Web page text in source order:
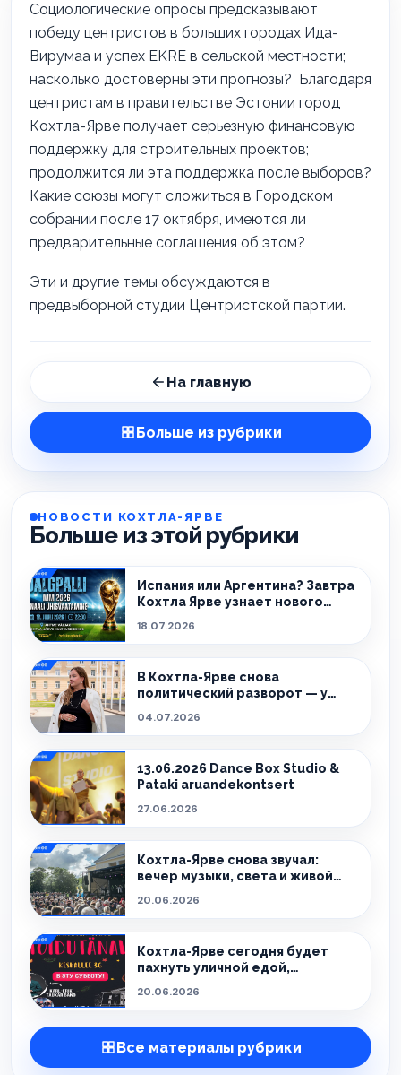
Социологические опросы предсказывают
победу центристов в больших городах Ида-
Вирумаа и успех EKRE в сельской местности;
насколько достоверны эти прогнозы? Благодаря
центристам в правительстве Эстонии город
Кохтла-Ярве получает серьезную финансовую
поддержку для строительных проектов;
продолжится ли эта поддержка после выборов?
Какие союзы могут сложиться в Городском
собрании после 17 октября, имеются ли
предварительные соглашения об этом?
Эти и другие темы обсуждаются в
предвыборной студии Центристской партии.
На главную
Больше из рубрики
НОВОСТИ КОХТЛА-ЯРВЕ
Больше из этой рубрики
Испания или Аргентина? Завтра
Кохтла Ярве узнает нового
18.07.2026
В Кохтла-Ярве снова
политический разворот — у
04.07.2026
13.06.2026 Dance Box Studio &
Pataki aruandekontsert
27.06.2026
Кохтла-Ярве снова звучал:
вечер музыки, света и живой
20.06.2026
Кохтла-Ярве сегодня будет
пахнуть уличной едой,
20.06.2026
Все материалы рубрики